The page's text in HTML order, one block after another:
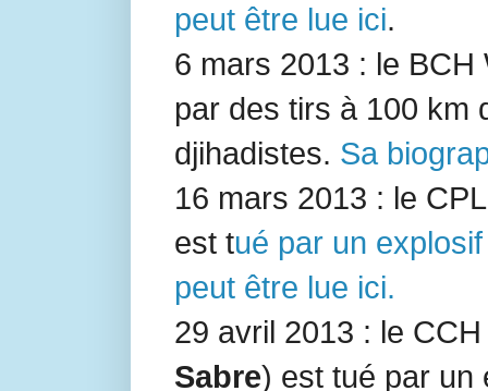
peut être lue ici.
6 mars 2013 : le BCH
par des tirs à 100 km
djihadistes. Sa
16 mars 2013 : le
est tué par un
peut être lue ici.
29 avril 2013 : le
Sabre) est tué par un